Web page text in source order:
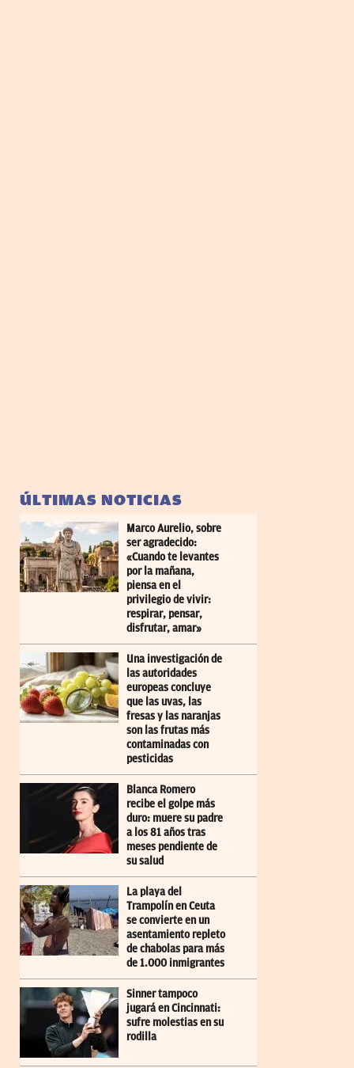
ÚLTIMAS NOTICIAS
Marco Aurelio, sobre
ser agradecido:
«Cuando te levantes
por la mañana,
piensa en el
privilegio de vivir:
respirar, pensar,
disfrutar, amar»
Una investigación de
las autoridades
europeas concluye
que las uvas, las
fresas y las naranjas
son las frutas más
contaminadas con
pesticidas
Blanca Romero
recibe el golpe más
duro: muere su padre
a los 81 años tras
meses pendiente de
su salud
La playa del
Trampolín en Ceuta
se convierte en un
asentamiento repleto
de chabolas para más
de 1.000 inmigrantes
Sinner tampoco
jugará en Cincinnati:
sufre molestias en su
rodilla